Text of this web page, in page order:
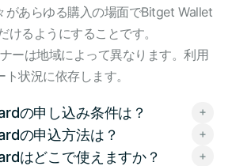
があらゆる購入の場面でBitget Wallet
けるようにすることです。
ーは地域によって異なります。利用
状況に依存します。
の申し込み条件は？
の申込方法は？
はどこで使えますか？